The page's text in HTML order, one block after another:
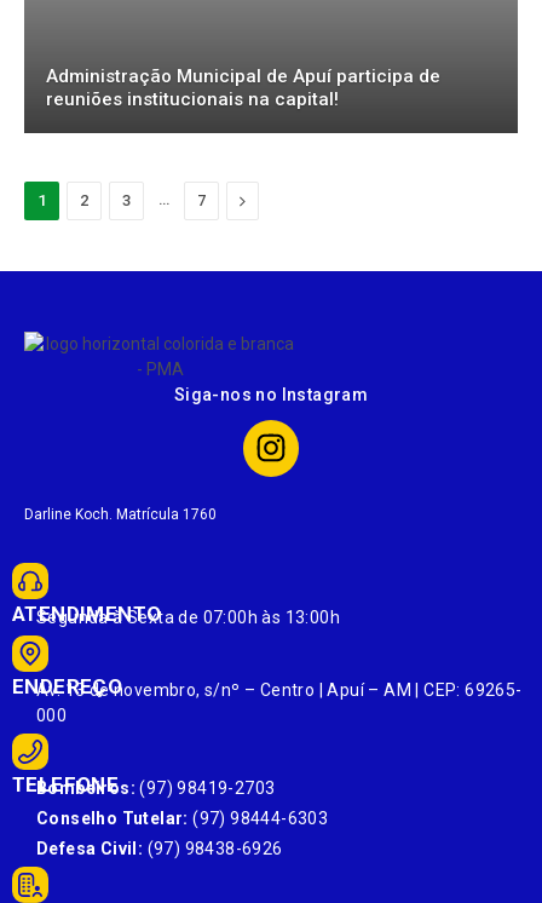
Administração Municipal de Apuí participa de
reuniões institucionais na capital!
1 2 3 7 Proximo
Siga-nos no Instagram
Darline Koch. Matrícula 1760
ATENDIMENTO
Segunda à Sexta de 07:00h às 13:00h
ENDEREÇO
Av. 13 de novembro, s/nº – Centro | Apuí – AM | CEP: 69265-
000
TELEFONE
Bombeiros: (97) 98419-2703
Conselho Tutelar: (97) 98444-6303
Defesa Civil: (97) 98438-6926